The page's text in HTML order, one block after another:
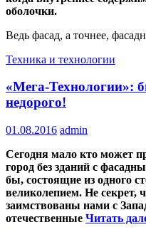
оболочки.
Ведь фасад, а точнее,
Техника и технологии
«Мега-Технологии»:
недорого!
01.08.2016 admin
Сегодня мало кто может
город без зданий с
бы, состоящие из одного
великолепием. Не секрет,
заимствованы нами с
отечественные Читать